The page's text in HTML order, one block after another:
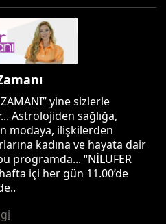
ZAMANI” yine sizlerle
Astrolojiden sağlığa,
modaya, ilişkilerden
kadına ve hayata dair
programda... “NİLÜFER
içi her gün 11.00’de